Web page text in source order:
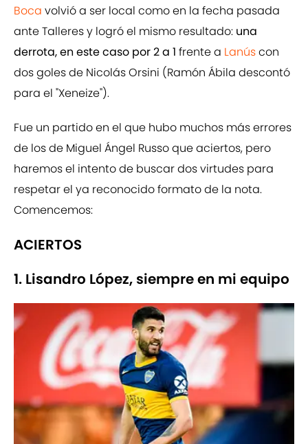
Boca volvió a ser local como en la fecha pasada
ante Talleres y logró el mismo resultado: una
derrota, en este caso por 2 a 1 frente a Lanúscon
dos goles de Nicolás Orsini (Ramón Ábila descontó
para el "Xeneize").
Fue un partido en el que hubo muchos más errores
de los de Miguel Ángel Russo que aciertos, pero
haremos el intento de buscar dos virtudes para
respetar el ya reconocido formato de la nota.
Comencemos:
ACIERTOS
1. Lisandro López, siempre en mi equipo